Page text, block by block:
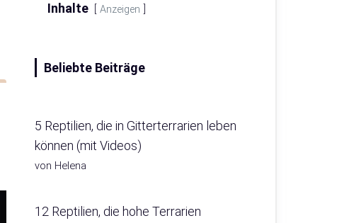
Inhalte Anzeigen
Beliebte Beiträge
5 Reptilien, die in Gitterterrarien leben
können (mit Videos)
von Helena
12 Reptilien, die hohe Terrarien